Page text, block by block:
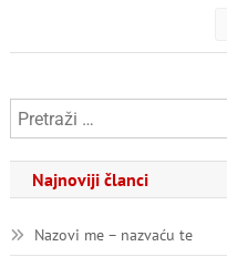
Najnoviji članci
Nazovi me – nazvaću te